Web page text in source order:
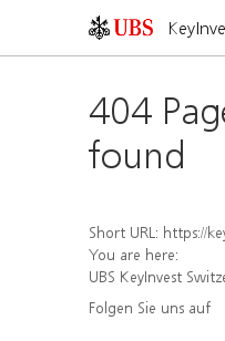
404
found
Short URL: https://keyinvest-
You are here:
UBS KeyInvest
Folgen Sie uns auf